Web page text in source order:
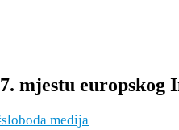
mjestu europskog
medija